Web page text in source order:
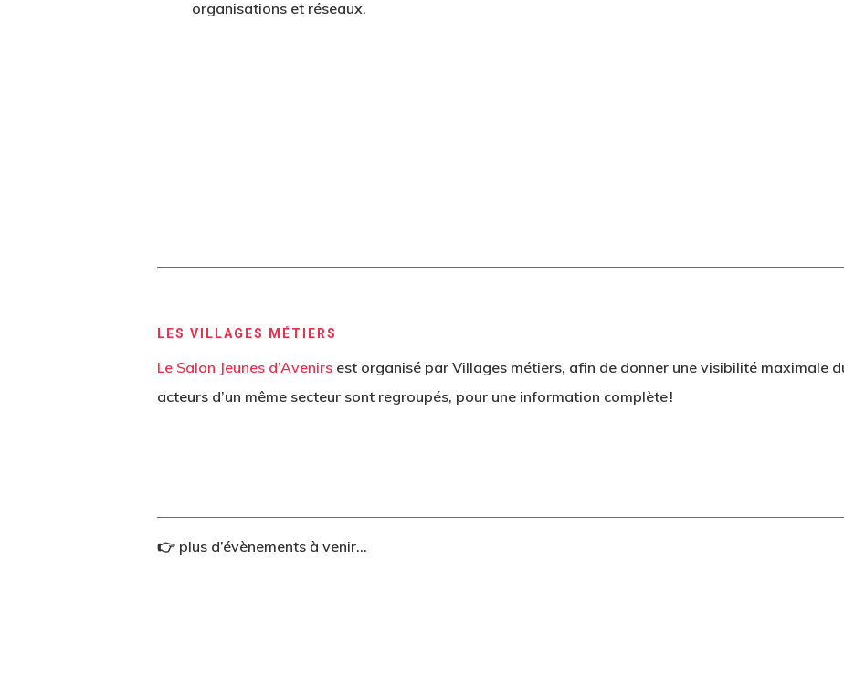
organisations et réseaux.
LES VILLAGES MÉTIERS
Le Salon Jeunes d’Avenirs est organisé par Villages métiers, afin de donner une visibilité maximale
acteurs d’un même secteur sont regroupés, pour une information complète !
👉 plus d’évènements à venir…